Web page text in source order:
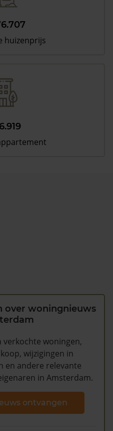
huizenprijs
over woningnieuws
verkochte woningen,
wijzigingen in
en andere relevante
in Amsterdam.
ontvangen